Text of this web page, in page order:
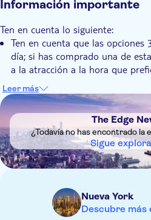
A partir del 11 de junio de
interiores inmersivas llenas de
interactivos
Información importante
Ten en cuenta lo siguiente:
Ten en cuenta que las
día; si has comprado una de
a la atracción a la hora que
seleccionada y dentro del
la opción 5, los visitantes
cualquier momento dentro del
permanecer en el recinto todo
Las entradas de «Entrada
champán» requieren
al finalizar la compra
adulto durante la visita.
La entrada es gratuita para los
Leer más
DSA1The Edge New York
The Edge
¿Todavía no has encontrado la
Sigue
Nueva York
Descubre más